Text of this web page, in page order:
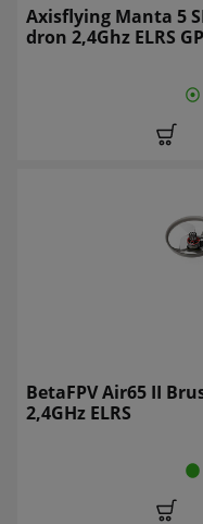
Axisflying Manta 5
dron 2,4Ghz ELRS
BetaFPV Air65 II
2,4GHz ELRS